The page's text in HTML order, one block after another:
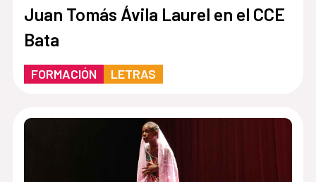
Juan Tomás Ávila Laurel en el CCE
Bata
FORMACIÓN LETRAS